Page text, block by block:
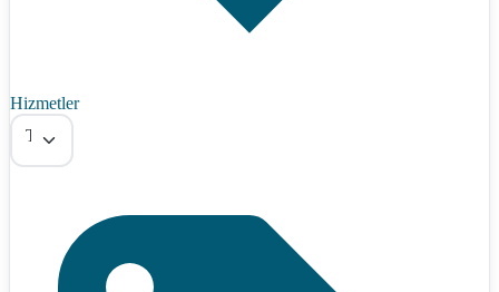
Hizmetler
Tümü